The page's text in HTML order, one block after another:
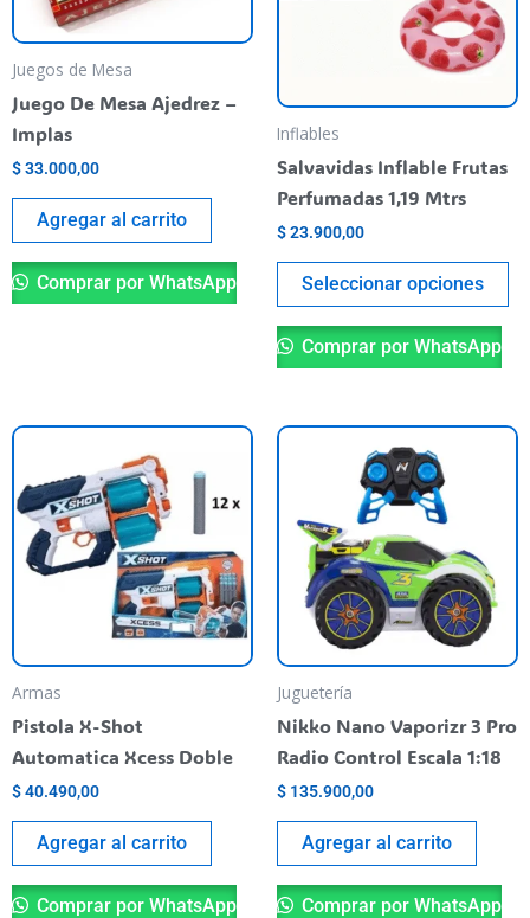
Juegos de Mesa
Juego De Mesa Ajedrez –
Implas
$33.000,00
Agregar al carrito
Comprar por WhatsApp
Inflables
Salvavidas Inflable Frutas
Perfumadas 1,19 Mtrs
$23.900,00
Seleccionar opciones
Comprar por WhatsApp
Armas
Pistola X-Shot
Automatica Xcess Doble
$40.490,00
Agregar al carrito
Comprar por WhatsApp
Juguetería
Nikko Nano Vaporizr 3 Pro
Radio Control Escala 1:18
$ 135.900,00
Agregar al carrito
Comprar por WhatsApp